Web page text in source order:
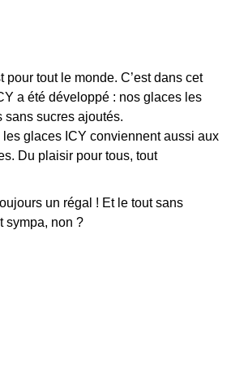
pour tout le monde. C’est dans cet
a été développé : nos glaces les
sans sucres ajoutés.
glaces ICY conviennent aussi aux
Du plaisir pour tous, tout
un régal ! Et le tout sans
sympa, non ?